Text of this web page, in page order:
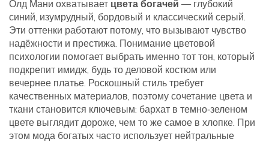
Олд Мани охватывает цвета богачей — глубокий
синий, изумрудный, бордовый и классический серый.
Эти оттенки работают потому, что вызывают чувство
надёжности и престижа. Понимание цветовой
психологии помогает выбрать именно тот тон, который
подкрепит имидж, будь то деловой костюм или
вечернее платье. Роскошный стиль требует
качественных материалов, поэтому сочетание цвета и
ткани становится ключевым: бархат в темно‑зеленом
цвете выглядит дороже, чем то же самое в хлопке. При
этом мода богатых часто использует нейтральные